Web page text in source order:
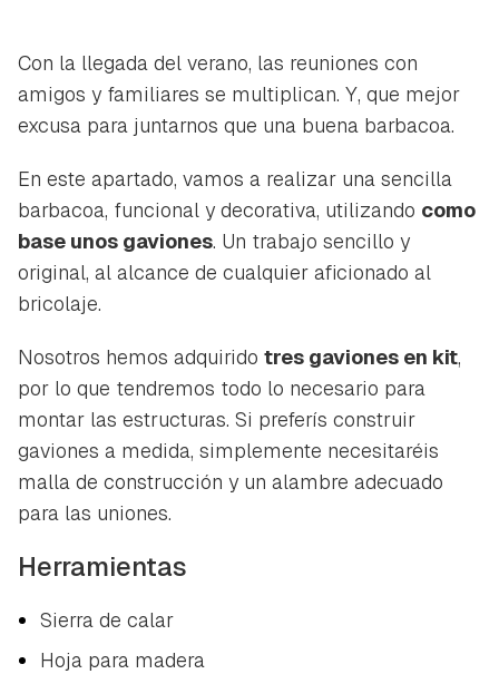
Con la llegada del verano, las reuniones con
amigos y familiares se multiplican. Y, que mejor
excusa para juntarnos que una buena barbacoa.
En este apartado, vamos a realizar una sencilla
barbacoa, funcional y decorativa, utilizando como
base unos gaviones. Un trabajo sencillo y
original, al alcance de cualquier aficionado al
bricolaje.
Nosotros hemos adquirido tres gaviones en kit,
por lo que tendremos todo lo necesario para
montar las estructuras. Si preferís construir
gaviones a medida, simplemente necesitaréis
malla de construcción y un alambre adecuado
para las uniones.
Herramientas
Sierra de calar
Hoja para madera